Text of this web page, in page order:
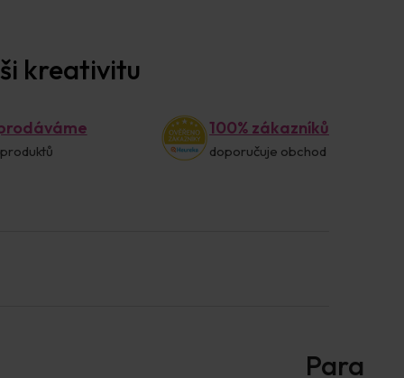
kreativitu
100% zákazníků
doporučuje obchod